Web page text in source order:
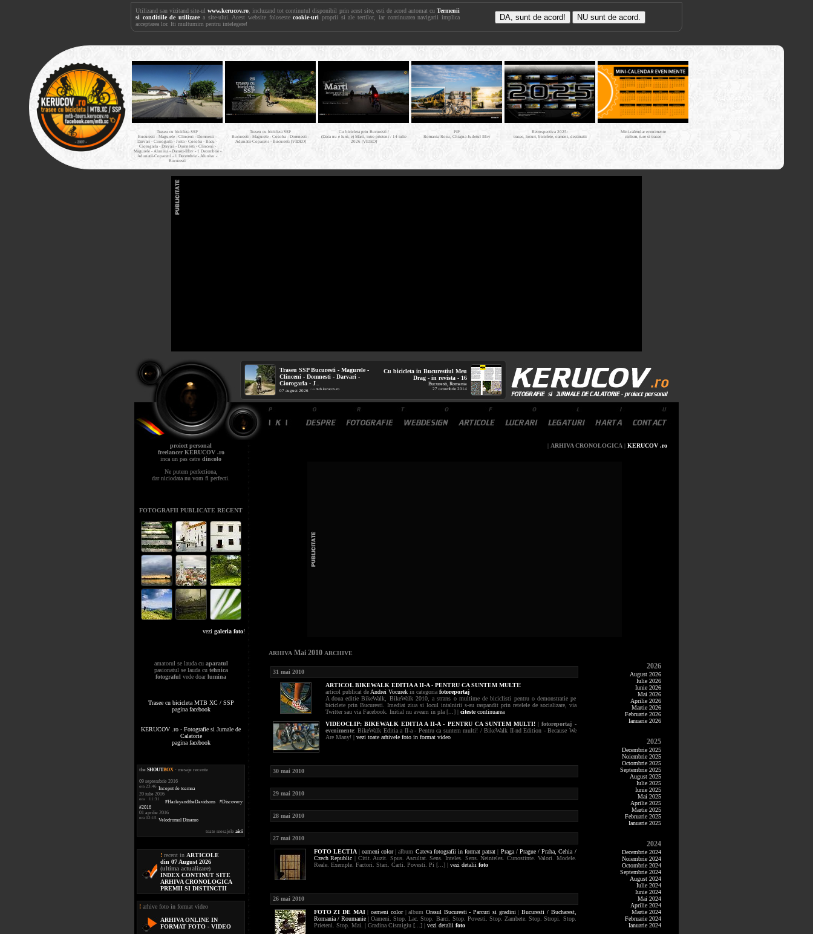
Utilizand sau vizitand site-ulwww.kerucov.ro , incluzand tot continutul disponibil prin acest site, esti de acord automat cuTermenii
si conditiile de utilizare a site-ului. Acest website folosestecookie-uri proprii si ale tertilor, iar continuarea navigarii implica
acceptarea lor. Iti multumim pentru intelegere!
Traseu cu bicicleta SSP
Bucuresti - Magurele - Clinceni - Domnesti -
Darvari - Ciorogarla - Joita - Cosoba - Bacu -
Ciorogarla - Darvari - Domnesti - Clinceni -
Magurele - Alunisu - Darasti-Ilfov - 1 Decembrie -
Adunatii-Copaceni - 1 Decembrie - Alunisu -
Bucuresti
Traseu cu bicicleta SSP
Bucuresti - Magurele - Cosoba - Domnesti -
Adunatii-Copaceni - Bucuresti [VIDEO]
Cu bicicleta prin Bucuresti /
(Daca nu e luni, e) Marti, intre prieteni / 14 iulie
2026 [VIDEO]
PiP
Romania Rosu, Chiajna Judetul Ilfov
Retrospectiva 2025:
trasee, locuri, biciclete, oameni, destinatii
Mini-calendar evenimente
ciclism, ture si trasee
bicicleta MTB
Traseu SSP Bucuresti - Magurele -
Clinceni - Domnesti - Darvari -
Ciorogarla - J...
07 august 2026 / via mtb.kerucov.ro
Cu bicicleta in Bucurestiul Meu
Drag - in revista - 16
Bucuresti, Romania
27 octombrie 2014
proiect personal
freelancer KERUCOV .ro
inca un pas catre dincolo
Ne putem perfectiona,
dar niciodata nu vom fi perfecti.
FOTOGRAFII PUBLICATE RECENT
vezi galeria foto!
amatorul se lauda cu aparatul
pasionatul se lauda cu tehnica
fotograful vede doarlumina
Trasee cu bicicleta MTB XC / SSP
pagina facebook
KERUCOV .ro - Fotografie si Jurnale de
Calatorie
pagina facebook
the.SHOUTBOX - mesaje recente
09 septembrie 2016
ora 23:46 Inceput de toamna
20 iulie 2016
ora 11:31
#HarleyandtheDavidsons #Discovery
#2016
01 aprilie 2016
ora 02:15 Velodromul Dinamo
toate mesajele aici
! recent in ARTICOLE
din 07 August 2026
(ultima actualizare)
INDEX CONTINUT SITE
ARHIVA CRONOLOGICA
PREMII SI DISTINCTII
! arhive foto in format video
ARHIVA ONLINE IN
FORMAT FOTO - VIDEO
| ARHIVA CRONOLOGICA | KERUCOV .ro
ARHIVA Mai 2010 ARCHIVE
31 mai 2010
ARTICOL BIKEWALK EDITIA A II-A - PENTRU CA SUNTEM MULTI!
articol publicat de Andrei Vocurekin categoria fotoreportaj
A doua editie BikeWalk, BikeWalk 2010, a strans o multime de biciclisti pentru o demonstratie pe
biciclete prin Bucuresti. Imediat ziua si locul intalnirii s-au raspandit prin retelele de socializare, via
Twitter sau via Facebook. Initial nu aveam in pla [...] | citestecontinuarea
VIDEOCLIP: BIKEWALK EDITIA A II-A - PENTRU CA SUNTEM MULTI! |fotoreportaj -
evenimente: BikeWalk Editia a II-a - Pentru ca suntem multi! / BikeWalk II-nd Edition - Because We
Are Many! | vezi toate arhivele foto in format video
30 mai 2010
29 mai 2010
28 mai 2010
27 mai 2010
FOTO LECTIA| oameni color| album Cateva fotografii in format patrat | Praga / Prague / Praha,Cehia /
Czech Republic | Citit. Auzit. Spus. Ascultat. Sens. Inteles. Sens. Neinteles. Cunostinte. Valori. Modele.
Reale. Exemple. Factori. Stari. Carti. Povesti. Pi [...] | vezi detalii foto
26 mai 2010
FOTO ZI DE MAI|oameni color| albumOrasul Bucuresti - Parcuri si gradini |Bucuresti / Bucharest,
Romania / Roumanie| Oameni. Stop. Lac. Stop. Barci. Stop. Povesti. Stop. Zambete. Stop. Stropi. Stop.
Prieteni. Stop. Mai. | Gradina Cismigiu [...] | vezi detalii foto
2026
August 2026
Iulie 2026
Iunie 2026
Mai 2026
Aprilie 2026
Martie 2026
Februarie 2026
Ianuarie 2026
2025
Decembrie 2025
Noiembrie 2025
Octombrie 2025
Septembrie 2025
August 2025
Iulie 2025
Iunie 2025
Mai 2025
Aprilie 2025
Martie 2025
Februarie 2025
Ianuarie 2025
2024
Decembrie 2024
Noiembrie 2024
Octombrie 2024
Septembrie 2024
August 2024
Iulie 2024
Iunie 2024
Mai 2024
Aprilie 2024
Martie 2024
Februarie 2024
Ianuarie 2024